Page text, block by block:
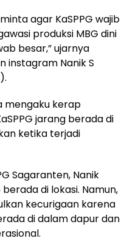
agar KaSPPG wajib
produksi MBG dini
besar,” ujarnya
instagram Nanik S
mengaku kerap
jarang berada di
ketika terjadi
Sagaranten, Nanik
di lokasi. Namun,
kecurigaan karena
di dalam dapur dan